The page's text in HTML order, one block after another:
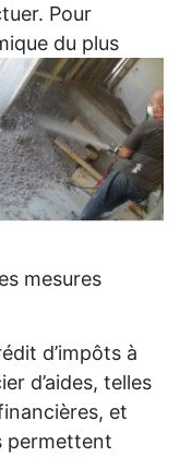
Pour
du plus
mesures
d’impôts à
d’aides, telles
et
permettent